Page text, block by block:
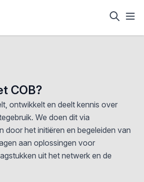
COB?
ontwikkelt en deelt kennis over
We doen dit via
door het initiëren en begeleiden van
aan oplossingen voor
uit het netwerk en de